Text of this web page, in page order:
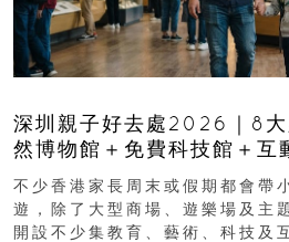
深圳親子好去處2026｜8大
然博物館＋免費科技館＋互
齡、交通、門票、開放時間
不少香港家長周末或假期都會帶
遊，除了大型商場、遊樂場及主
開設不少集教育、藝術、科技及